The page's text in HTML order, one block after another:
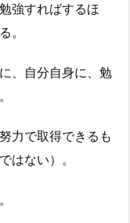
強すればするほ
。
、自分自身に、勉
力で取得できるも
はない）。